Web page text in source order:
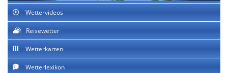
Wettervideos
Reisewetter
Wetterkarten
Wetterlexikon